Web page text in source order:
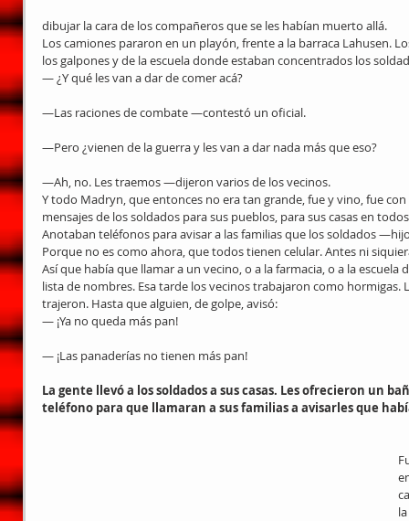
dibujar la cara de los compañeros que se les habían muerto allá.
Los camiones pararon en un playón, frente a la barraca Lahusen.
los galpones y de la escuela donde estaban concentrados los
— ¿Y qué les van a dar de comer acá?
—Las raciones de combate —contestó un oficial.
—Pero ¿vienen de la guerra y les van a dar nada más que eso?
—Ah, no. Les traemos —dijeron varios de los vecinos.
Y todo Madryn, que entonces no era tan grande, fue y vino, fue
mensajes de los soldados para sus pueblos, para sus casas en
Anotaban teléfonos para avisar a las familias que los soldados
Porque no es como ahora, que todos tienen celular. Antes ni
Así que había que llamar a un vecino, o a la farmacia, o a la
lista de nombres. Esa tarde los vecinos trabajaron como
trajeron. Hasta que alguien, de golpe, avisó:
— ¡Ya no queda más pan!
— ¡Las panaderías no tienen más pan!
La gente llevó a los soldados a sus casas. Les ofrecieron un
teléfono para que llamaran a sus familias a avisarles que